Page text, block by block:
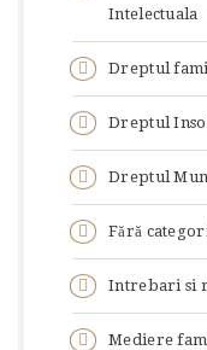
Intelectuala
Dreptul
Dreptul
Dreptul
Fără
Intrebari si
Mediere